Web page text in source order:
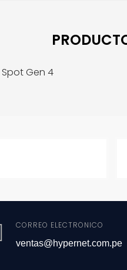
Spot Gen 4
CORREO ELECTRÓNICO
ventas@hypernet.com.pe